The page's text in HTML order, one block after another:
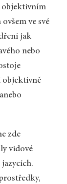
objektivním
ve své
jak
nebo
objektivně
zde
vidové